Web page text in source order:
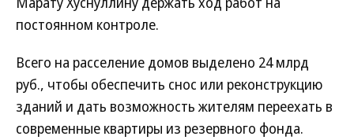
постоянном контроле.
Всего на расселение домов выделено 24 млрд
руб., чтобы обеспечить снос или реконструкцию
зданий и дать возможность жителям переехать в
современные квартиры из резервного фонда.